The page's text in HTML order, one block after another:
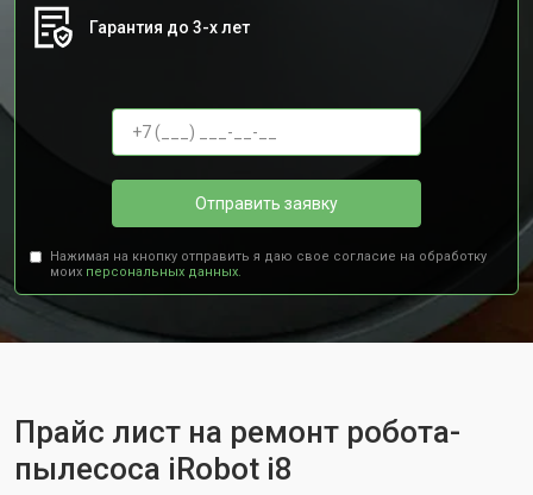
Гарантия до 3-х лет
Отправить заявку
Нажимая на кнопку отправить я даю свое согласие на обработку
моих персональных данных.
Прайс лист на ремонт робота-
пылесоса iRobot i8